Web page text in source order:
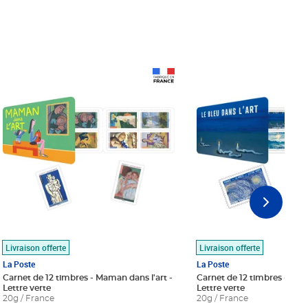
Livraison offerte
La Poste
Carnet de 12 timbres - Maman dans l'art -
Lettre verte
20g / France
Livraison offerte
La Poste
Carnet de 12 timbres - Le
Lettre verte
20g / France